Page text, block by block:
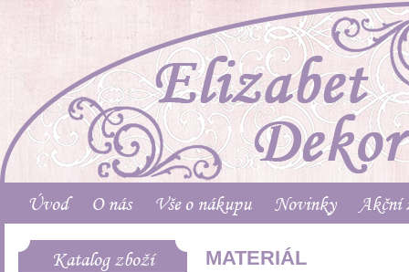
Úvod O nás Vše o nákupu Novinky Akční
Katalog zboží MATERIÁL